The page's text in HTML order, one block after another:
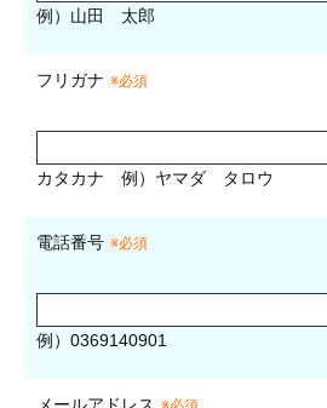
例）山田 太郎
フリガナ ※必須
カタカナ 例）ヤマダ タロウ
電話番号 ※必須
例）0369140901
メールアドレス